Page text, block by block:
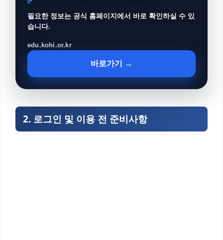
필요한 정보는 공식 홈페이지에서 바로 확인하실 수 있
습니다.
edu.kohi.or.kr
바로가기 →
2. 로그인 및 이용 전 준비사항